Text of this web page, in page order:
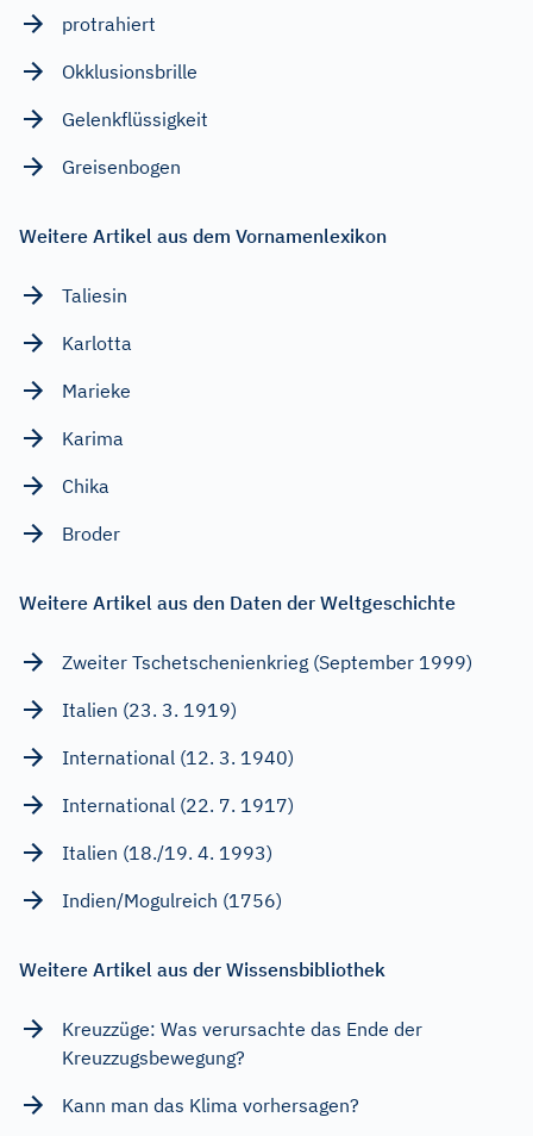
protrahiert
Okklusionsbrille
Gelenkflüssigkeit
Greisenbogen
Weitere Artikel aus dem Vornamenlexikon
Taliesin
Karlotta
Marieke
Karima
Chika
Broder
Weitere Artikel aus den Daten der Weltgeschichte
Zweiter Tschetschenienkrieg (September 1999)
Italien (23. 3. 1919)
International (12. 3. 1940)
International (22. 7. 1917)
Italien (18./19. 4. 1993)
Indien/Mogulreich (1756)
Weitere Artikel aus der Wissensbibliothek
Kreuzzüge: Was verursachte das Ende der
Kreuzzugsbewegung?
Kann man das Klima vorhersagen?